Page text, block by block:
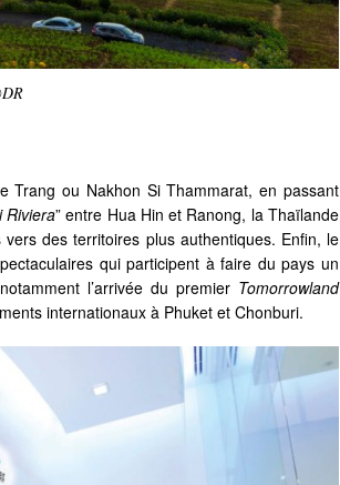
Trang ou Nakhon Si Thammarat, en passant
Riviera” entre Hua Hin et Ranong, la Thaïlande
des territoires plus authentiques. Enfin, le
qui participent à faire du pays un
l’arrivée du premier Tomorrowland
internationaux à Phuket et Chonburi.